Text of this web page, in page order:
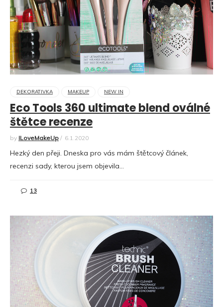
DEKORATIVKA MAKEUP NEW IN
Eco Tools 360 ultimate blend oválné
štětce recenze
by ILoveMakeUp / 6.1.2020
Hezký den přeji. Dneska pro vás mám štětcový článek,
recenzi sady, kterou jsem objevila…
13